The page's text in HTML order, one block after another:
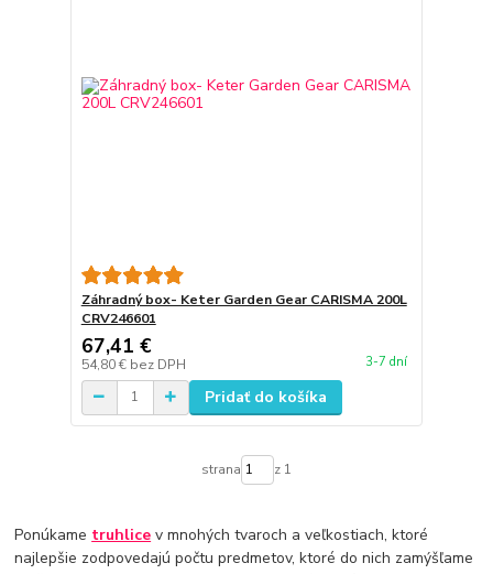
Záhradný box- Keter Garden Gear CARISMA 200L
CRV246601
67,41 €
54,80 € bez DPH 3-7 dní
Pridať do košíka
strana z 1
Ponúkame truhlice v mnohých tvaroch a veľkostiach, ktoré
najlepšie zodpovedajú počtu predmetov, ktoré do nich zamýšľame